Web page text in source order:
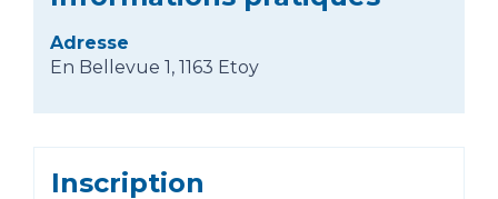
Adresse
En Bellevue 1, 1163 Etoy
Inscription